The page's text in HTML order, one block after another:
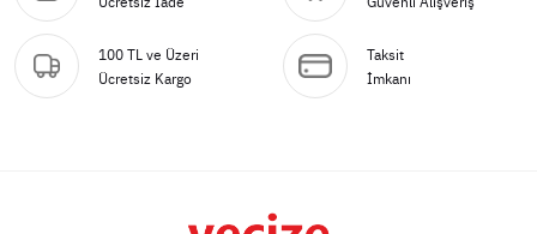
100 TL ve Üzeri
Ücretsiz Kargo
Taksit
İmkanı